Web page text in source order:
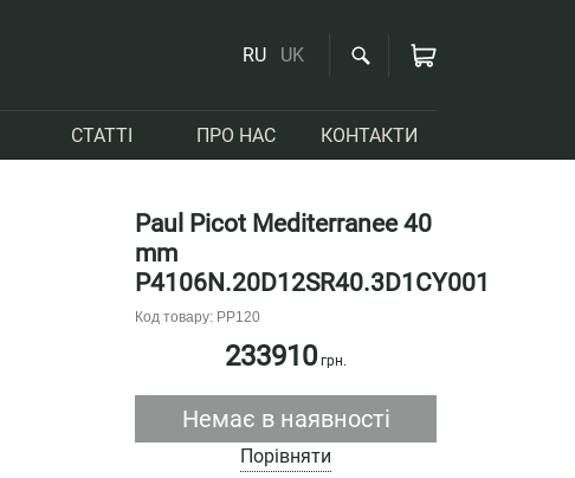
RU UK
СТАТТІ ПРО НАС КОНТАКТИ
Paul Picot Mediterranee 40
mm
P4106N.20D12SR40.3D1CY001
Код товару: PP120
233910грн.
Немає в наявності
Порівняти